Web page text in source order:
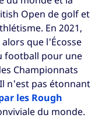
Open de golf et
En 2021,
que l'Écosse
football pour une
Championnats
n'est pas étonnant
les Rough
du monde.